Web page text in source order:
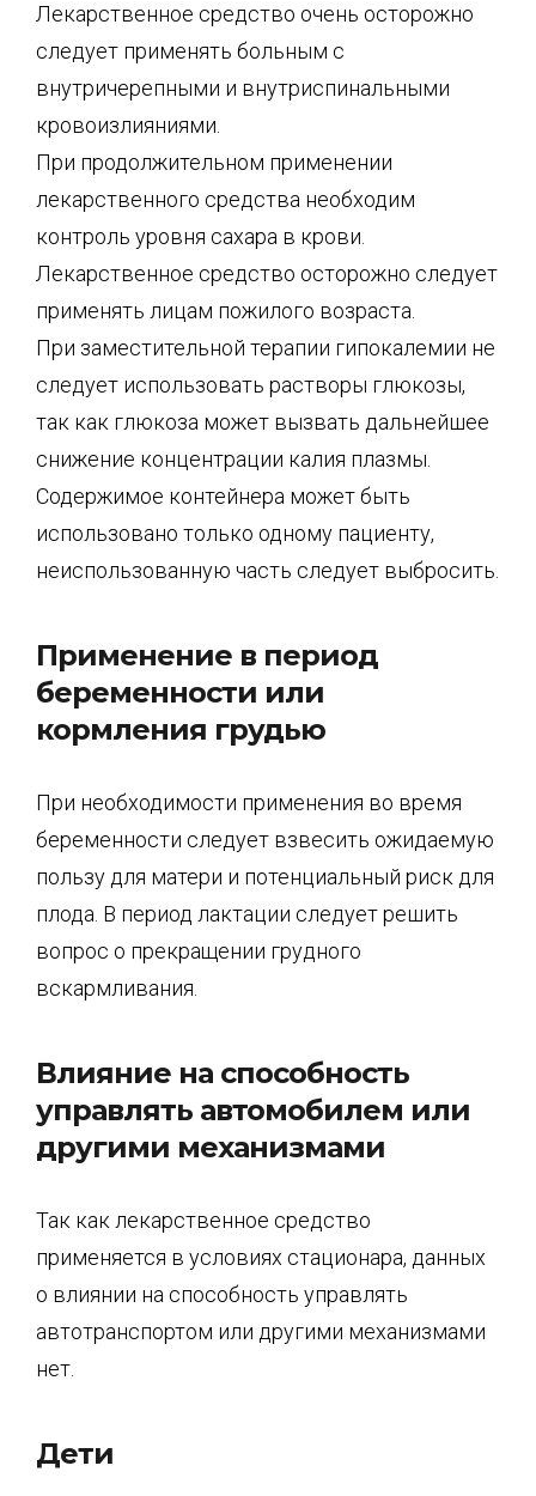
Лекарственное средство очень осторожно
следует применять больным с
внутричерепными и внутриспинальными
кровоизлияниями.
При продолжительном применении
лекарственного средства необходим
контроль уровня сахара в крови.
Лекарственное средство осторожно следует
применять лицам пожилого возраста.
При заместительной терапии гипокалемии не
следует использовать растворы глюкозы,
так как глюкоза может вызвать дальнейшее
снижение концентрации калия плазмы.
Содержимое контейнера может быть
использовано только одному пациенту,
неиспользованную часть следует выбросить.
Применение в период
беременности или
кормления грудью
При необходимости применения во время
беременности следует взвесить ожидаемую
пользу для матери и потенциальный риск для
плода. В период лактации следует решить
вопрос о прекращении грудного
вскармливания.
Влияние на способность
управлять автомобилем или
другими механизмами
Так как лекарственное средство
применяется в условиях стационара, данных
о влиянии на способность управлять
автотранспортом или другими механизмами
нет.
Дети